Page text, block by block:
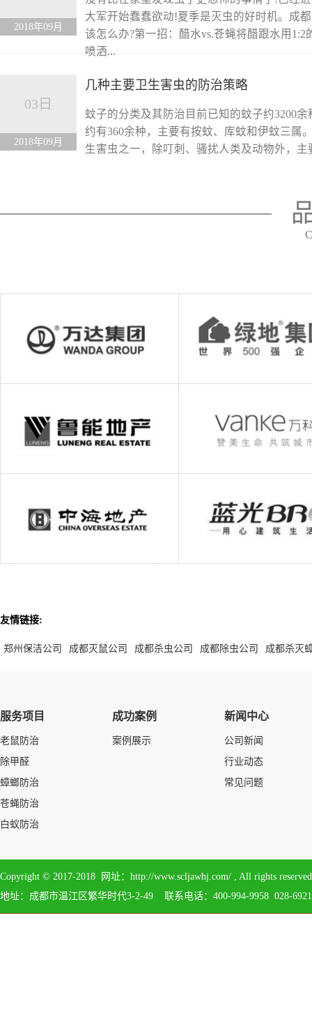
2018年09月
大军开始蠢蠢欲动!夏季是灭虫的好时机。成
该怎么办?第一招：醋水vs.苍蝇将醋跟水用1:2
喷洒...
03日
2018年09月
几种主要卫生害虫的防治策略
蚊子的分类及其防治目前已知的蚊子约3200
约有360余种，主要有按蚊、库蚊和伊蚊三属
生害虫之一，除叮刺、骚扰人类及动物外，主
友情链接:
郑州保洁公司 成都灭鼠公司 成都杀虫公司 成都除虫公司 成都杀灭
服务项目
老鼠防治
除甲醛
蟑螂防治
苍蝇防治
白蚁防治
成功案例
案例展示
新闻中心
公司新闻
行业动态
常见问题
Copyright © 2017-2018 网址：http://www.scljawhj.com/ , All rights
地址：成都市温江区繁华时代3-2-49 联系电话：400-994-9958 028-